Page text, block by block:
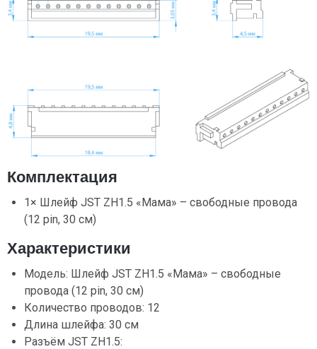
Комплектация
1× Шлейф JST ZH1.5 «Мама» – свободные провода
(12 pin, 30 см)
Характеристики
Модель: Шлейф JST ZH1.5 «Мама» – свободные
провода (12 pin, 30 см)
Количество проводов: 12
Длина шлейфа: 30 см
Разъём JST ZH1.5: